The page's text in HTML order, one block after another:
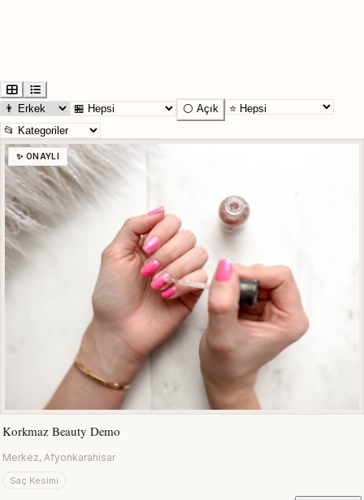
⚪ Açık
✨ ONAYLI
Korkmaz Beauty Demo
Merkez, Afyonkarahisar
Saç Kesimi